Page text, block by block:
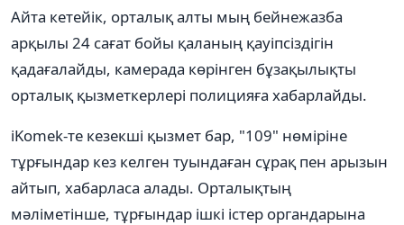
Айта кетейік, орталық алты мың бейнежазба
арқылы 24 сағат бойы қаланың қауіпсіздігін
қадағалайды, камерада көрінген бұзақылықты
орталық қызметкерлері полицияға хабарлайды.
iKomek-те кезекші қызмет бар, "109" нөміріне
тұрғындар кез келген туындаған сұрақ пен арызын
айтып, хабарласа алады. Орталықтың
мәліметінше, тұрғындар ішкі істер органдарына